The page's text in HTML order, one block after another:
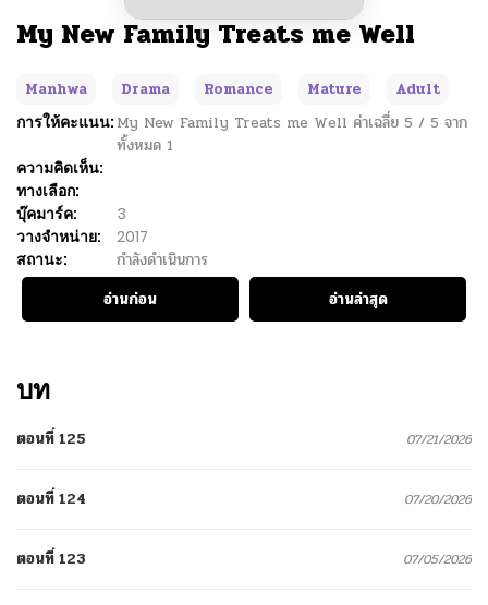
My New Family Treats me Well
Manhwa Drama Romance Mature
Adult
การให้คะแนน: My New Family Treats me Well ค่าเฉลี่ย 5 / 5 จาก
ทั้งหมด 1
ความคิดเห็น:
ทางเลือก:
บุ๊คมาร์ค:
3
วางจำหน่าย:
2017
สถานะ:
กำลังดำเนินการ
อ่านก่อน
อ่านล่าสุด
บท
ตอนที่ 125 07/21/2026
ตอนที่ 124 07/20/2026
ตอนที่ 123 07/05/2026